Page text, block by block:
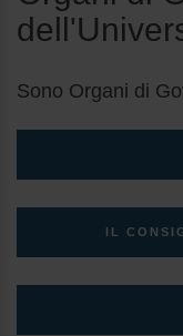
Sono Organi di
IL